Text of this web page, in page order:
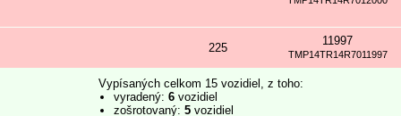
225
11997
TMP14TR14R7011997
Vypísaných celkom 15 vozidiel, z toho:
vyradený: 6 vozidiel
zošrotovaný: 5 vozidiel